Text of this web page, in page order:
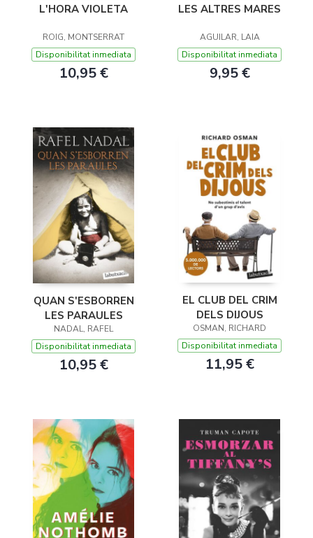
L'HORA VIOLETA
ROIG, MONTSERRAT
Disponibilitat inmediata
10,95 €
LES ALTRES MARES
AGUILAR, LAIA
Disponibilitat inmediata
9,95 €
QUAN S'ESBORREN
LES PARAULES
NADAL, RAFEL
Disponibilitat inmediata
10,95 €
EL CLUB DEL CRIM
DELS DIJOUS
OSMAN, RICHARD
Disponibilitat inmediata
11,95 €